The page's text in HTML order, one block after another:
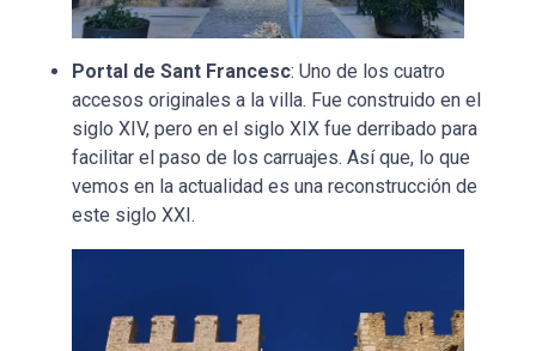
Portal de Sant Francesc: Uno de los cuatro
accesos originales a la villa. Fue construido en el
siglo XIV, pero en el siglo XIX fue derribado para
facilitar el paso de los carruajes. Así que, lo que
vemos en la actualidad es una reconstrucción de
este siglo XXI.